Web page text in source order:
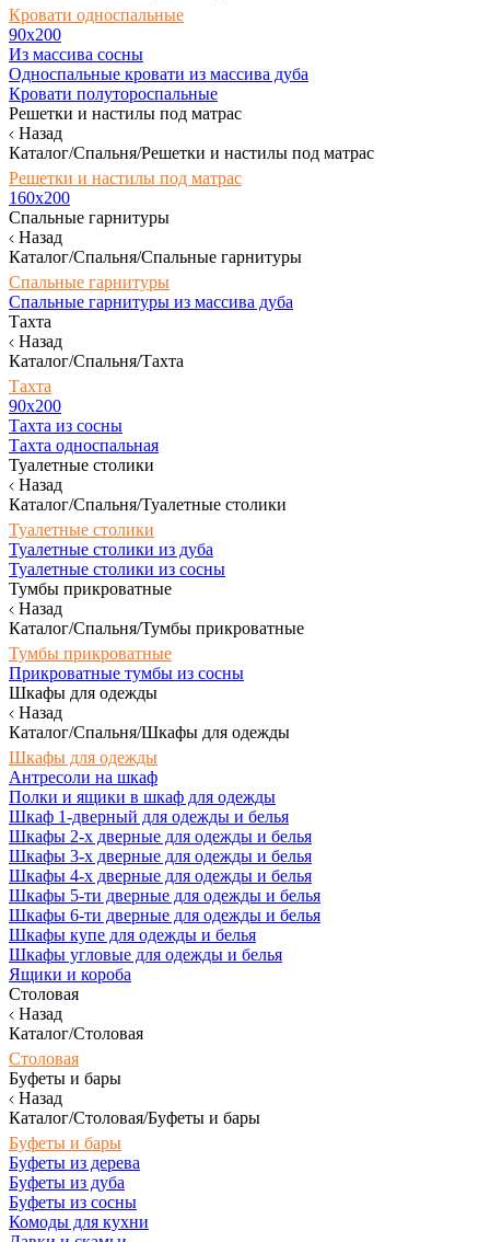
Кровати односпальные
90х200
Из массива сосны
Односпальные кровати из массива дуба
Кровати полутороспальные
Решетки и настилы под матрас
Назад
Каталог/Спальня/Решетки и настилы под матрас
Решетки и настилы под матрас
160х200
Спальные гарнитуры
Назад
Каталог/Спальня/Спальные гарнитуры
Спальные гарнитуры
Спальные гарнитуры из массива дуба
Тахта
Назад
Каталог/Спальня/Тахта
Тахта
90х200
Тахта из сосны
Тахта односпальная
Туалетные столики
Назад
Каталог/Спальня/Туалетные столики
Туалетные столики
Туалетные столики из дуба
Туалетные столики из сосны
Тумбы прикроватные
Назад
Каталог/Спальня/Тумбы прикроватные
Тумбы прикроватные
Прикроватные тумбы из сосны
Шкафы для одежды
Назад
Каталог/Спальня/Шкафы для одежды
Шкафы для одежды
Антресоли на шкаф
Полки и ящики в шкаф для одежды
Шкаф 1-дверный для одежды и белья
Шкафы 2-х дверные для одежды и белья
Шкафы 3-х дверные для одежды и белья
Шкафы 4-х дверные для одежды и белья
Шкафы 5-ти дверные для одежды и белья
Шкафы 6-ти дверные для одежды и белья
Шкафы купе для одежды и белья
Шкафы угловые для одежды и белья
Ящики и короба
Столовая
Назад
Каталог/Столовая
Столовая
Буфеты и бары
Назад
Каталог/Столовая/Буфеты и бары
Буфеты и бары
Буфеты из дерева
Буфеты из дуба
Буфеты из сосны
Комоды для кухни